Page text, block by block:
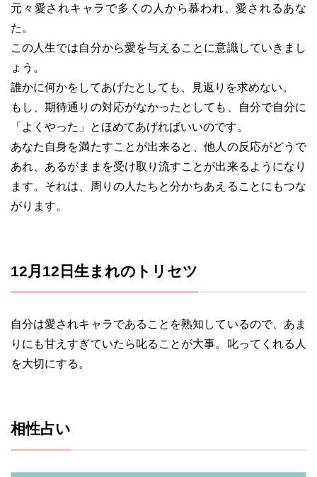
元々愛されキャラで多くの人から慕われ、愛されるあな
た。
この人生では自分から愛を与えることに意識していきまし
ょう。
誰かに何かをしてあげたとしても、見返りを求めない。
もし、期待通りの対応がなかったとしても、自分で自分に
「よくやった」とほめてあげればいいのです。
あなた自身を満たすことが出来ると、他人の反応がどうで
あれ、あるがままを受け取り流すことが出来るようになり
ます。それは、周りの人たちと分かちあえることにもつな
がります。
12月12日生まれのトリセツ
自分は愛されキャラであることを熟知しているので、あま
りにも甘えすぎていたら叱ることが大事。叱ってくれる人
を大切にする。
相性占い